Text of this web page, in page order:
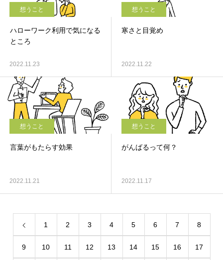
想うこと
ハローワーク利用で気になる
ところ
2022.11.23
想うこと
寒さと目覚め
2022.11.22
想うこと
言葉がもたらす効果
2022.11.21
想うこと
がんばるって何？
2022.11.17
1 2 3 4 5 6 7 8
9 10 11 12 13 14 15 16 17